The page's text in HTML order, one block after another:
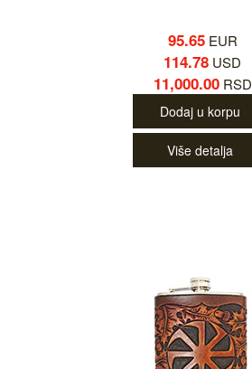
95.65EUR
114.78 USD
11,000.00RSD
Dodaj u korpu
Više detalja